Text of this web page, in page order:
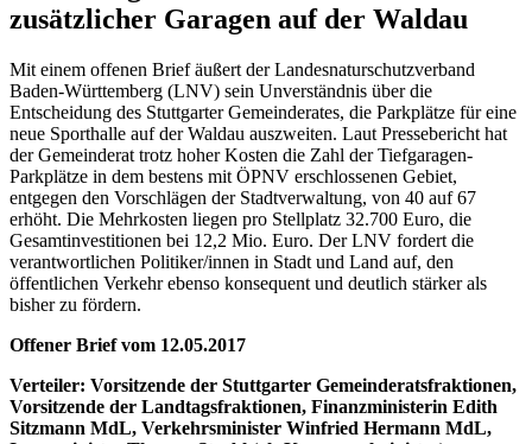
zusätzlicher Garagen auf der Waldau
Mit einem offenen Brief äußert der Landesnaturschutzverband
Baden-Württemberg (LNV) sein Unverständnis über die
Entscheidung des Stuttgarter Gemeinderates, die Parkplätze für eine
neue Sporthalle auf der Waldau auszweiten. Laut Pressebericht hat
der Gemeinderat trotz hoher Kosten die Zahl der Tiefgaragen-
Parkplätze in dem bestens mit ÖPNV erschlossenen Gebiet,
entgegen den Vorschlägen der Stadtverwaltung, von 40 auf 67
erhöht. Die Mehrkosten liegen pro Stellplatz 32.700 Euro, die
Gesamtinvestitionen bei 12,2 Mio. Euro. Der LNV fordert die
verantwortlichen Politiker/innen in Stadt und Land auf, den
öffentlichen Verkehr ebenso konsequent und deutlich stärker als
bisher zu fördern.
Offener Brief vom 12.05.2017
Verteiler: Vorsitzende der Stuttgarter Gemeinderatsfraktionen,
Vorsitzende der Landtagsfraktionen, Finanzministerin Edith
Sitzmann MdL, Verkehrsminister Winfried Hermann MdL,